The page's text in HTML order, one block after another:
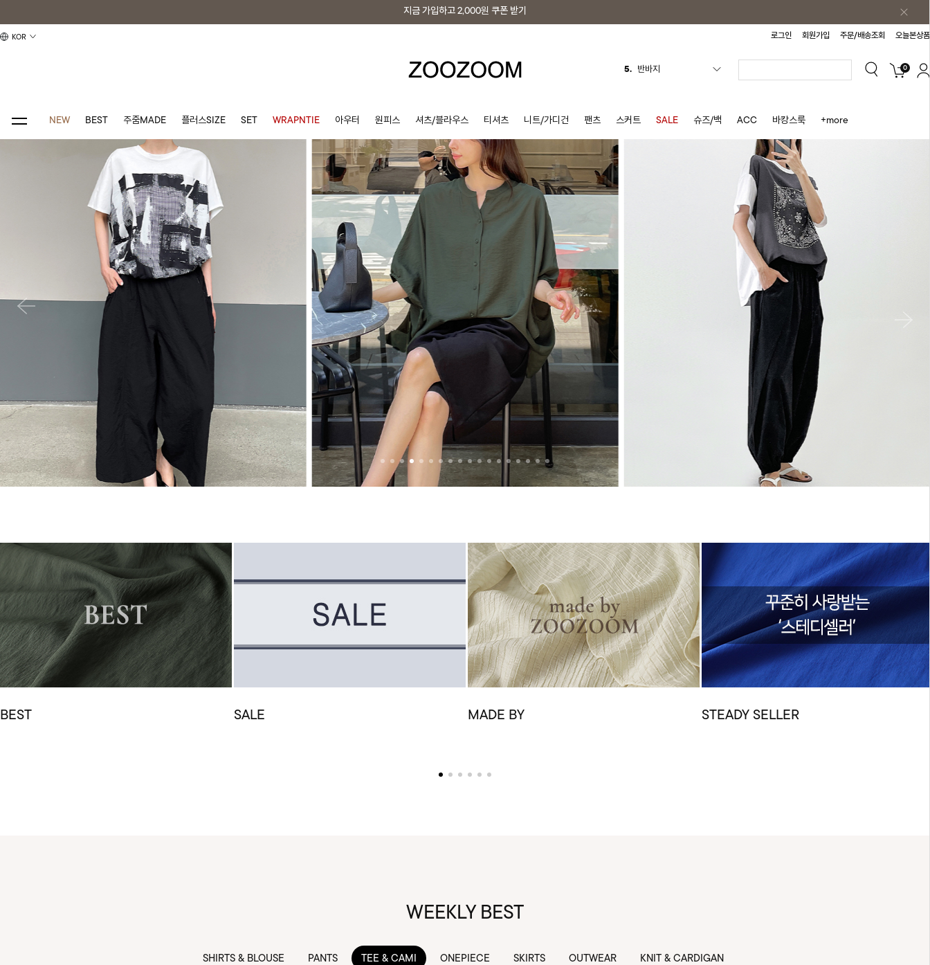
지금 가입하고 2,000원 쿠폰 받기
KOR 로그인 회원가입 주문/배송조회 오늘본상품
5. 반바지 0
NEW BEST 주줌MADE 플러스SIZE SET WRAPNTIE 아우터 원피스 셔츠/블라우스 티셔츠 니트/가디건 팬츠 스커트 SALE 슈즈/백 ACC 바캉스룩 +more
BEST SALE MADE BY STEADY SELLER
WEEKLY BEST
SHIRTS & BLOUSE PANTS TEE & CAMI ONEPIECE SKIRTS OUTWEAR KNIT & CARDIGAN